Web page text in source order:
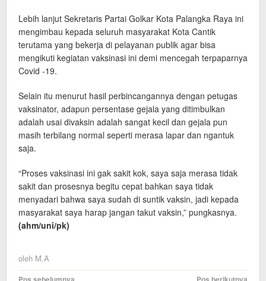
Lebih lanjut Sekretaris Partai Golkar Kota Palangka Raya ini
mengimbau kepada seluruh masyarakat Kota Cantik
terutama yang bekerja di pelayanan publik agar bisa
mengikuti kegiatan vaksinasi ini demi mencegah terpaparnya
Covid -19.
Selain itu menurut hasil perbincangannya dengan petugas
vaksinator, adapun persentase gejala yang ditimbulkan
adalah usai divaksin adalah sangat kecil dan gejala pun
masih terbilang normal seperti merasa lapar dan ngantuk
saja.
“Proses vaksinasi ini gak sakit kok, saya saja merasa tidak
sakit dan prosesnya begitu cepat bahkan saya tidak
menyadari bahwa saya sudah di suntik vaksin, jadi kepada
masyarakat saya harap jangan takut vaksin,” pungkasnya.
(ahm/uni/pk)
oleh M.A